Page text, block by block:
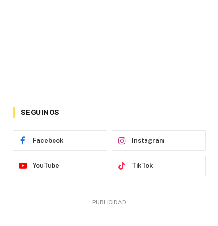
SEGUINOS
Facebook Instagram
YouTube TikTok
PUBLICIDAD